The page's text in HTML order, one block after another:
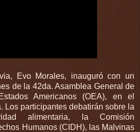
Evo Morales, inauguró con un
de la 42da. Asamblea General de
Americanos (OEA), en el
Los participantes debatirán sobre la
alimentaria, la Comisión
Humanos (CIDH), las Malvinas